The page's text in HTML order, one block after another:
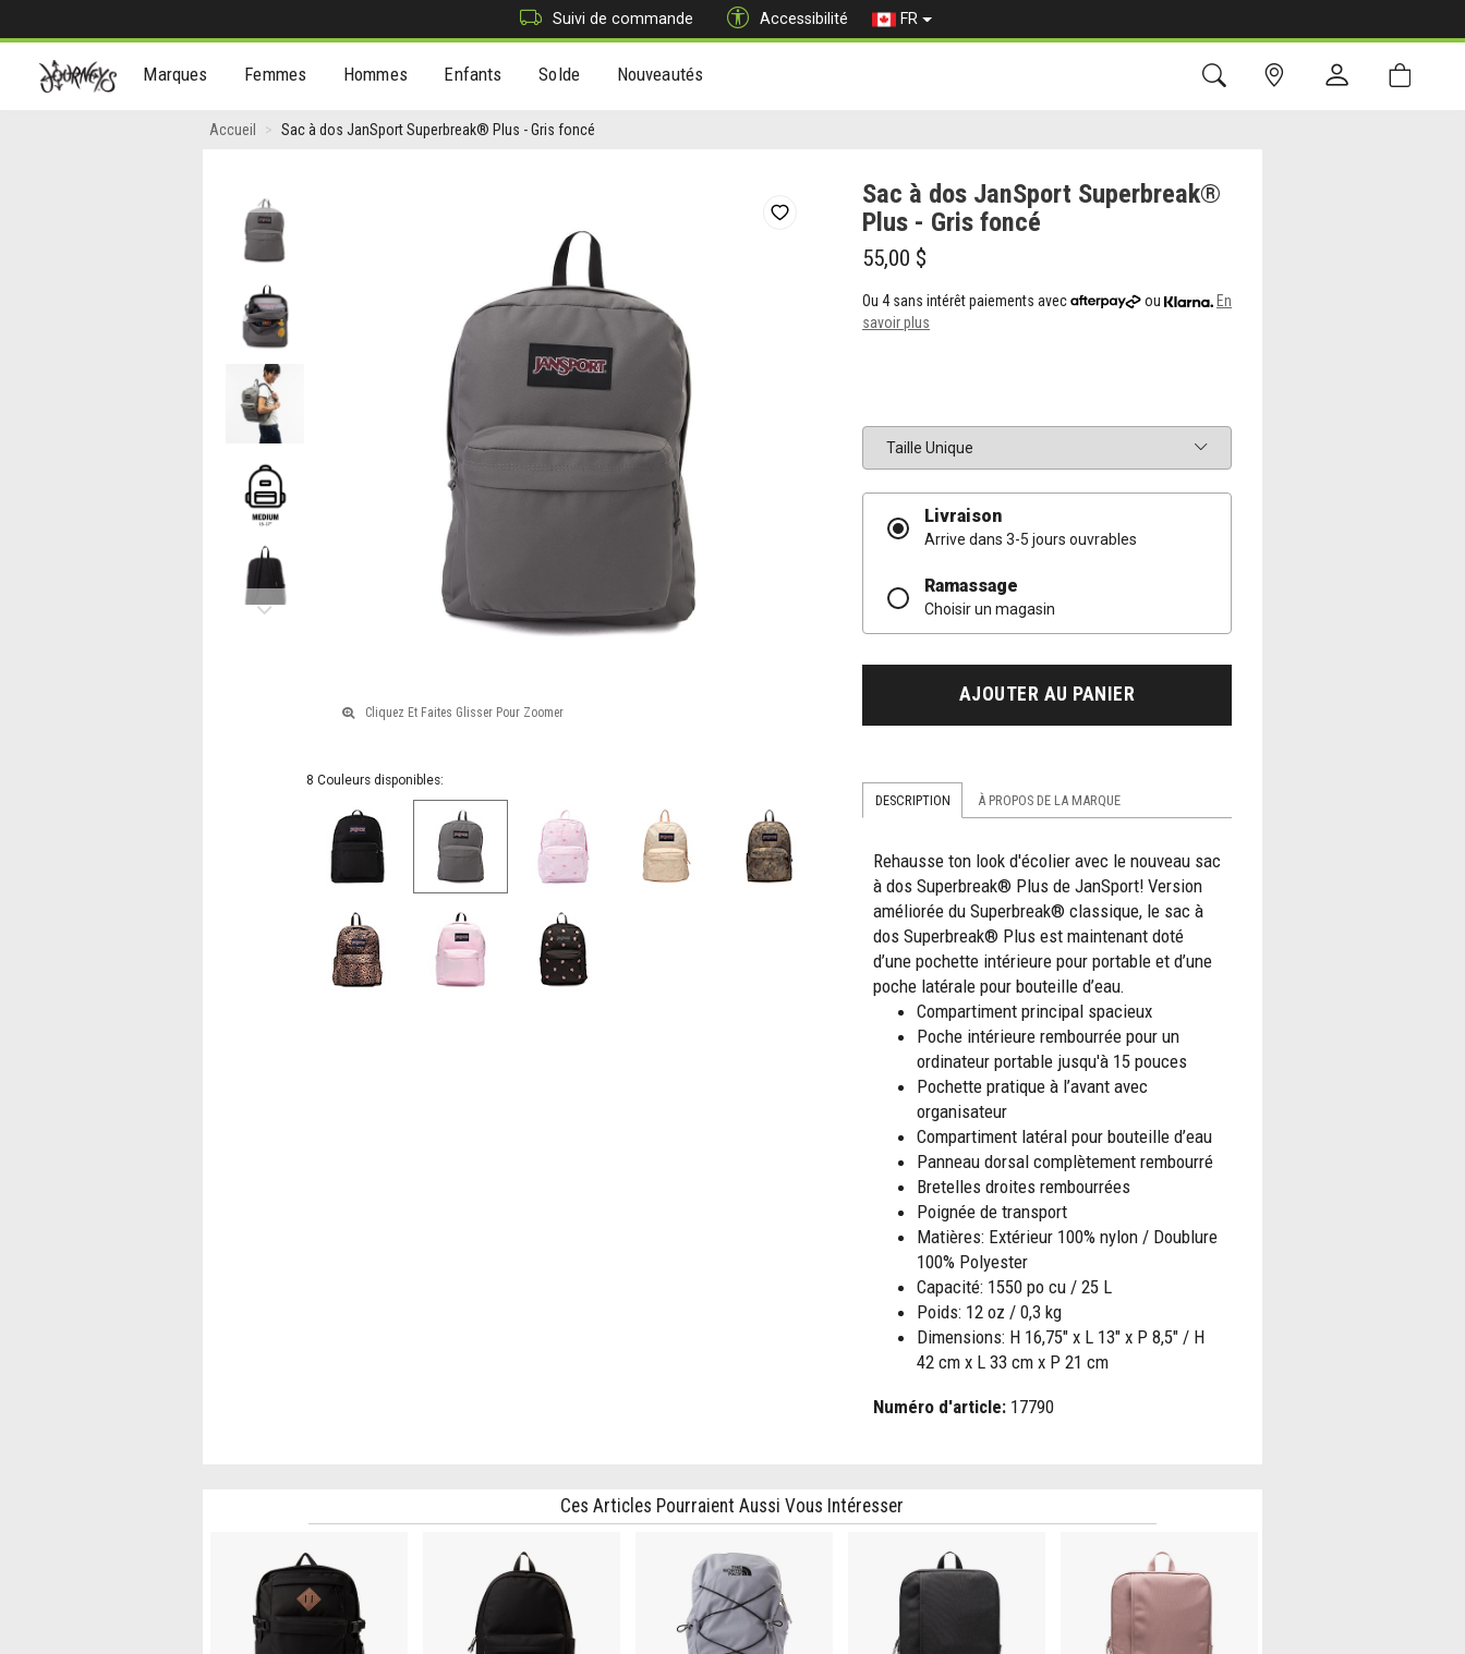
Suivi de commande Accessibilité
FR
contenu]
Marques Femmes Hommes Enfants Solde Nouveautés
Sac
JanSport
Superbreak®
Plus
Gris
foncé
Accueil Sac à dos JanSport Superbreak® Plus - Gris foncé
Previous
8 Couleurs disponibles:
Sac à dos JanSport Superbreak®
Plus - Gris foncé
55,00 $
Ou 4 sans intérêt paiements avec ou
En
savoir plus
Pointure
Livraison
Arrive dans 3-5 jours ouvrables
Ramassage
Choisir un magasin
AJOUTER AU PANIER
DESCRIPTION À PROPOS DE LA MARQUE
Rehausse ton look d'écolier avec le nouveau sac
à dos Superbreak® Plus de JanSport! Version
améliorée du Superbreak® classique, le sac à
dos Superbreak® Plus est maintenant doté
d’une pochette intérieure pour portable et d’une
poche latérale pour bouteille d’eau.
Compartiment principal spacieux
Poche intérieure rembourrée pour un
ordinateur portable jusqu'à 15 pouces
Pochette pratique à l’avant avec
organisateur
Compartiment latéral pour bouteille d’eau
Panneau dorsal complètement rembourré
Bretelles droites rembourrées
Poignée de transport
Matières: Extérieur 100% nylon / Doublure
100% Polyester
Capacité: 1550 po cu / 25 L
Poids: 12 oz / 0,3 kg
Dimensions: H 16,75" x L 13" x P 8,5" / H
42 cm x L 33 cm x P 21 cm
Numéro d'article: 17790
Ces Articles Pourraient Aussi Vous Intéresser